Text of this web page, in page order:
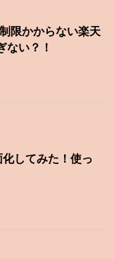
限かからない楽天
ない？！
してみた！使っ